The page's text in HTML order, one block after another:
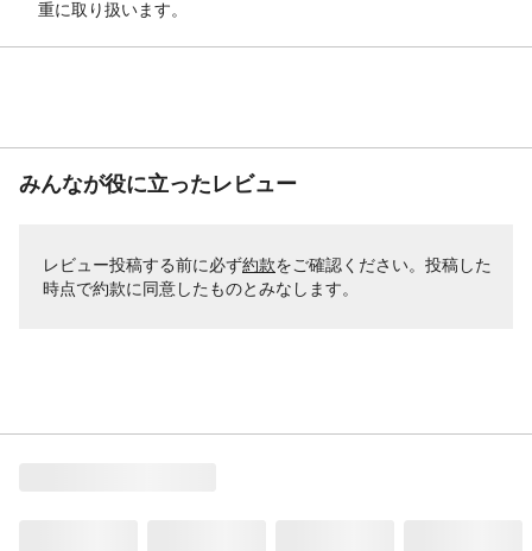
重に取り扱います。
みんなが役に立ったレビュー
レビュー投稿する前に必ず約款をご確認ください。投稿した
時点で約款に同意したものとみなします。